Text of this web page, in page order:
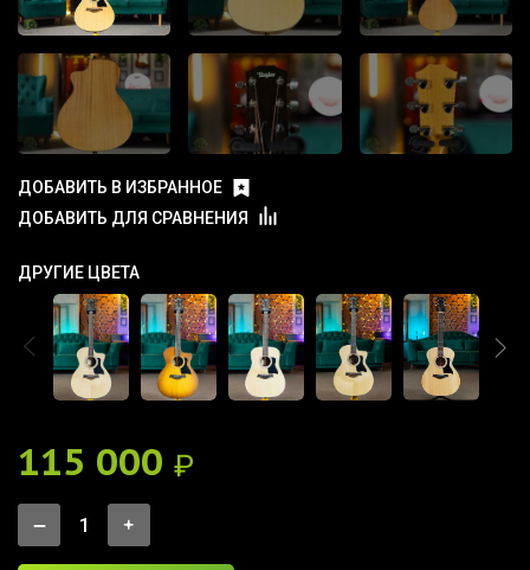
ДОБАВИТЬ В ИЗБРАННОЕ
ДОБАВИТЬ ДЛЯ СРАВНЕНИЯ
ДРУГИЕ ЦВЕТА
115 000 ₽